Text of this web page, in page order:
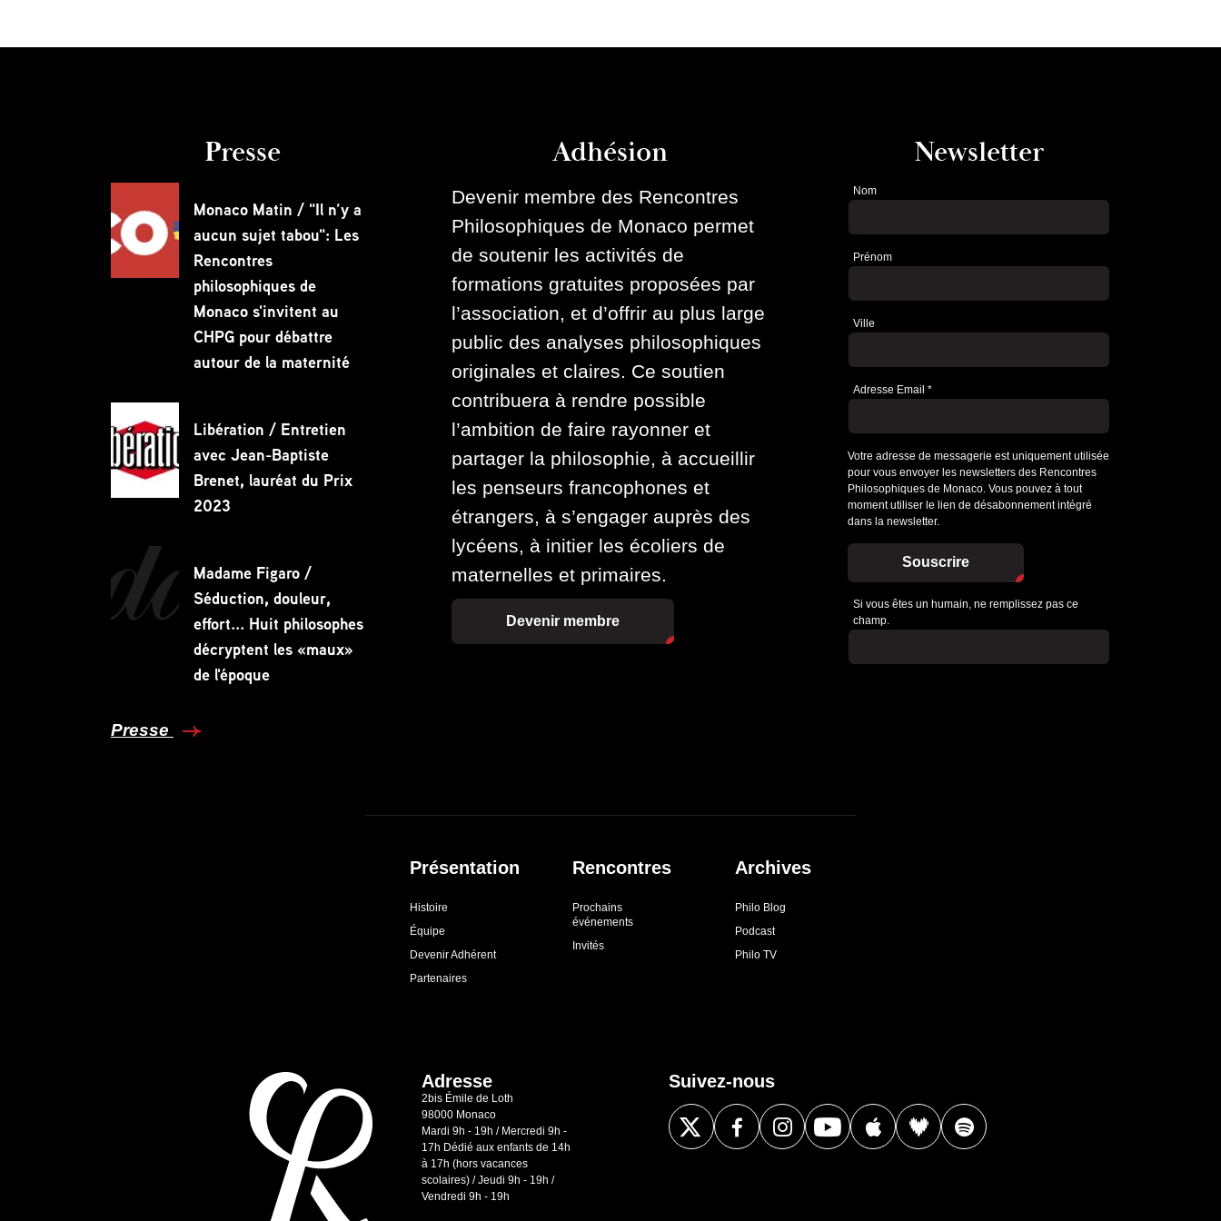
Presse
Monaco Matin / "Il n’y a
aucun sujet tabou": Les
Rencontres
philosophiques de
Monaco s'invitent au
CHPG pour débattre
autour de la maternité
Libération / Entretien
avec Jean-Baptiste
Brenet, lauréat du Prix
2023
Madame Figaro /
Séduction, douleur,
effort... Huit philosophes
décryptent les «maux»
de l'époque
Presse
Adhésion
Devenir membre des Rencontres
Philosophiques de Monaco permet
de soutenir les activités de
formations gratuites proposées par
l’association, et d’offrir au plus large
public des analyses philosophiques
originales et claires. Ce soutien
contribuera à rendre possible
l’ambition de faire rayonner et
partager la philosophie, à accueillir
les penseurs francophones et
étrangers, à s’engager auprès des
lycéens, à initier les écoliers de
maternelles et primaires.
Devenir membre
Newsletter
Newsletter
Nom
Prénom
Ville
Adresse Email *
Votre adresse de messagerie est uniquement utilisée
pour vous envoyer les newsletters des Rencontres
Philosophiques de Monaco. Vous pouvez à tout
moment utiliser le lien de désabonnement intégré
dans la newsletter.
Souscrire
Si vous êtes un humain, ne remplissez pas ce
champ.
Présentation
Histoire
Équipe
Devenir Adhérent
Partenaires
Rencontres
Prochains
événements
Invités
Archives
Philo Blog
Podcast
Philo TV
Adresse
2bis Émile de Loth
98000 Monaco
Mardi 9h - 19h / Mercredi 9h -
17h Dédié aux enfants de 14h
à 17h (hors vacances
scolaires) / Jeudi 9h - 19h /
Vendredi 9h - 19h
Suivez-nous